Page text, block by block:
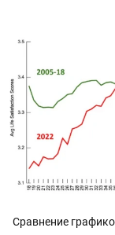
Сравнение